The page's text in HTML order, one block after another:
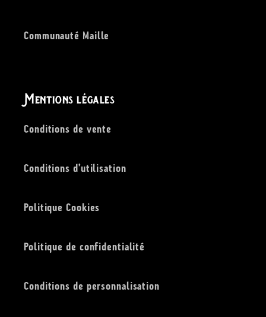
Communauté Maille
Mentions légales
Conditions de vente
Conditions d’utilisation
Politique Cookies
Politique de confidentialité
Conditions de personnalisation